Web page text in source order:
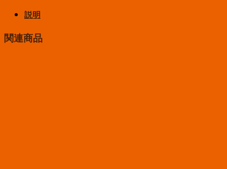
説明
関連商品